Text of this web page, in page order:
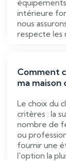
intérieure
nous
respecte les
Comment
ma maison
Le choix du
critères : la
nombre de
ou
fournir une
l'option la